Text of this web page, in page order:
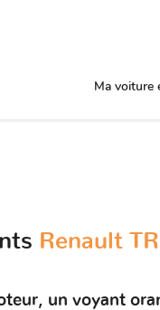
Ma voiture
Renault
, un voyant